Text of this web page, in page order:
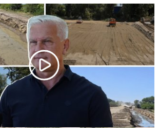
Play